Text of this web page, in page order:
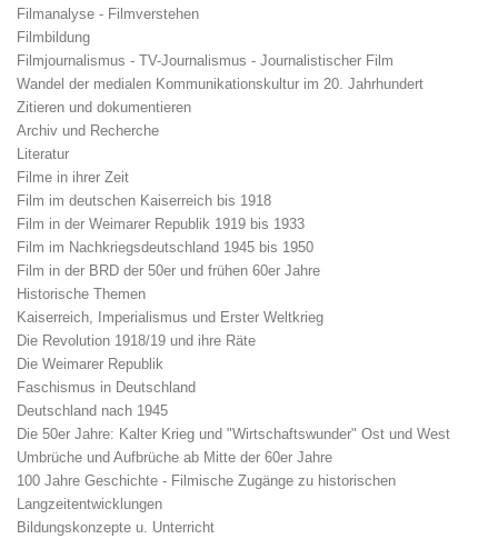
Filmanalyse - Filmverstehen
Filmbildung
Filmjournalismus - TV-Journalismus - Journalistischer Film
Wandel der medialen Kommunikationskultur im 20. Jahrhundert
Zitieren und dokumentieren
Archiv und Recherche
Literatur
Filme in ihrer Zeit
Film im deutschen Kaiserreich bis 1918
Film in der Weimarer Republik 1919 bis 1933
Film im Nachkriegsdeutschland 1945 bis 1950
Film in der BRD der 50er und frühen 60er Jahre
Historische Themen
Kaiserreich, Imperialismus und Erster Weltkrieg
Die Revolution 1918/19 und ihre Räte
Die Weimarer Republik
Faschismus in Deutschland
Deutschland nach 1945
Die 50er Jahre: Kalter Krieg und "Wirtschaftswunder" Ost und West
Umbrüche und Aufbrüche ab Mitte der 60er Jahre
100 Jahre Geschichte - Filmische Zugänge zu historischen
Langzeitentwicklungen
Bildungskonzepte u. Unterricht